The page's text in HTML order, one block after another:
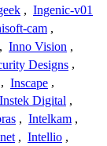
, Ingenic-v01
cam ,
, Inno Vision ,
Designs ,
, Inscape ,
Instek Digital ,
, Intelkam ,
, Intellio ,